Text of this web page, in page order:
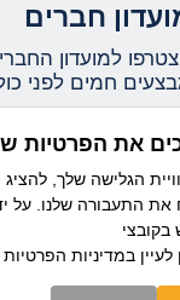
חברים
למועדון
חמים לפני
אני מאשר/ת קבלת
קרוזיט מבית
ההרשמה בכל עת.
את הפרטיות
את התעבורה שלנו. על
במדיניות הפרטיות